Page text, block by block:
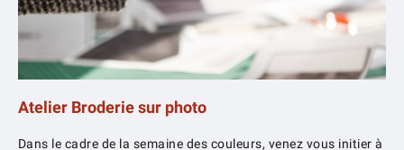
Atelier Broderie sur photo
Dans le cadre de la semaine des couleurs, venez vous initier à